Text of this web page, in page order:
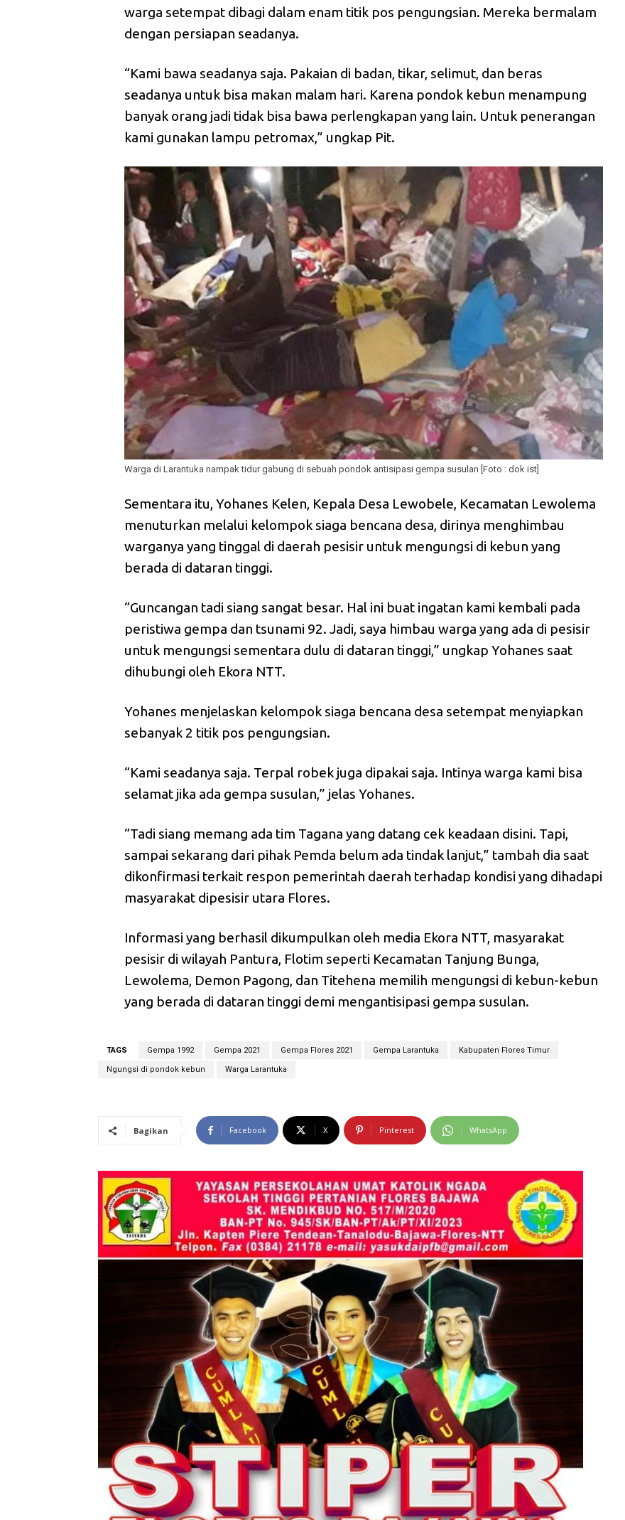
warga setempat dibagi dalam enam titik pos pengungsian. Mereka bermalam
dengan persiapan seadanya.
“Kami bawa seadanya saja. Pakaian di badan, tikar, selimut, dan beras
seadanya untuk bisa makan malam hari. Karena pondok kebun menampung
banyak orang jadi tidak bisa bawa perlengkapan yang lain. Untuk penerangan
kami gunakan lampu petromax,” ungkap Pit.
Warga di Larantuka nampak tidur gabung di sebuah pondok antisipasi gempa susulan [Foto : dok ist]
Sementara itu, Yohanes Kelen, Kepala Desa Lewobele, Kecamatan Lewolema
menuturkan melalui kelompok siaga bencana desa, dirinya menghimbau
warganya yang tinggal di daerah pesisir untuk mengungsi di kebun yang
berada di dataran tinggi.
“Guncangan tadi siang sangat besar. Hal ini buat ingatan kami kembali pada
peristiwa gempa dan tsunami 92. Jadi, saya himbau warga yang ada di pesisir
untuk mengungsi sementara dulu di dataran tinggi,” ungkap Yohanes saat
dihubungi oleh Ekora NTT.
Yohanes menjelaskan kelompok siaga bencana desa setempat menyiapkan
sebanyak 2 titik pos pengungsian.
“Kami seadanya saja. Terpal robek juga dipakai saja. Intinya warga kami bisa
selamat jika ada gempa susulan,” jelas Yohanes.
“Tadi siang memang ada tim Tagana yang datang cek keadaan disini. Tapi,
sampai sekarang dari pihak Pemda belum ada tindak lanjut,” tambah dia saat
dikonfirmasi terkait respon pemerintah daerah terhadap kondisi yang dihadapi
masyarakat dipesisir utara Flores.
Informasi yang berhasil dikumpulkan oleh media Ekora NTT, masyarakat
pesisir di wilayah Pantura, Flotim seperti Kecamatan Tanjung Bunga,
Lewolema, Demon Pagong, dan Titehena memilih mengungsi di kebun-kebun
yang berada di dataran tinggi demi mengantisipasi gempa susulan.
TAGS Gempa 1992 Gempa 2021 Gempa Flores 2021 Gempa Larantuka Kabupaten Flores Timur
Ngungsi di pondok kebun Warga Larantuka
Bagikan Facebook X Pinterest WhatsApp